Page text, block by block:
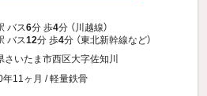
バス6分 歩4分 （川越線）
バス12分 歩4分 （東北新幹線など）
さいたま市西区大字佐知川
年11ヶ月 / 軽量鉄骨